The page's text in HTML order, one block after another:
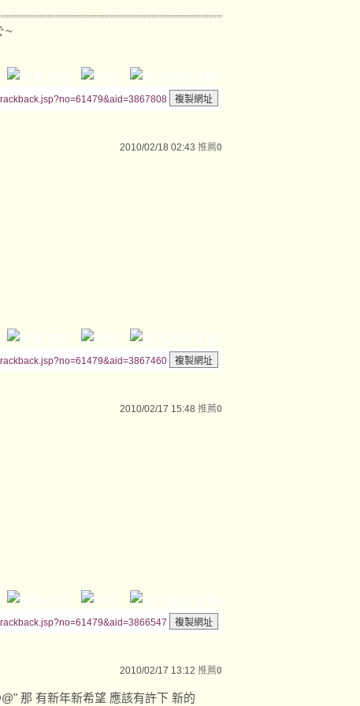
~
2010/02/18 02:43 推薦0
2010/02/17 15:48 推薦0
2010/02/17 13:12 推薦0
那 有新年新希望 應該有許下 新的